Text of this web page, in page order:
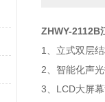
ZHWY-2112B
1、立式双层
2、智能化声
3、LCD大屏